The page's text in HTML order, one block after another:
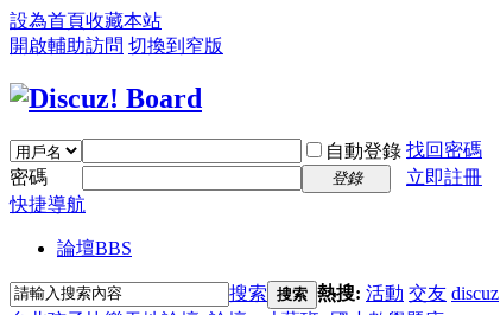
設為首頁收藏本站
開啟輔助訪問 切換到窄版
自動登錄 找回密碼
密碼
登錄
立即註冊
快捷導航
論壇BBS
搜索 搜索 熱搜: 活動 交友 discuz